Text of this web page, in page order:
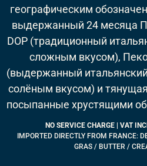
географическим
выдержанный 24 месяца
DOP (традиционный
сложным вкусом),
(выдержанный
солёным вкусом) и
посыпанные хрустящими
орехами — богатая и
NO SERVICE CHARGE | VAT
IMPORTED DIRECTLY FROM FRANCE:
GRAS / BUTTER /